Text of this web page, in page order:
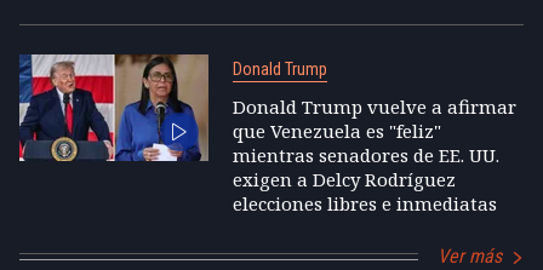
Donald Trump
Donald Trump vuelve a afirmar
que Venezuela es "feliz"
mientras senadores de EE. UU.
exigen a Delcy Rodríguez
elecciones libres e inmediatas
Ver más